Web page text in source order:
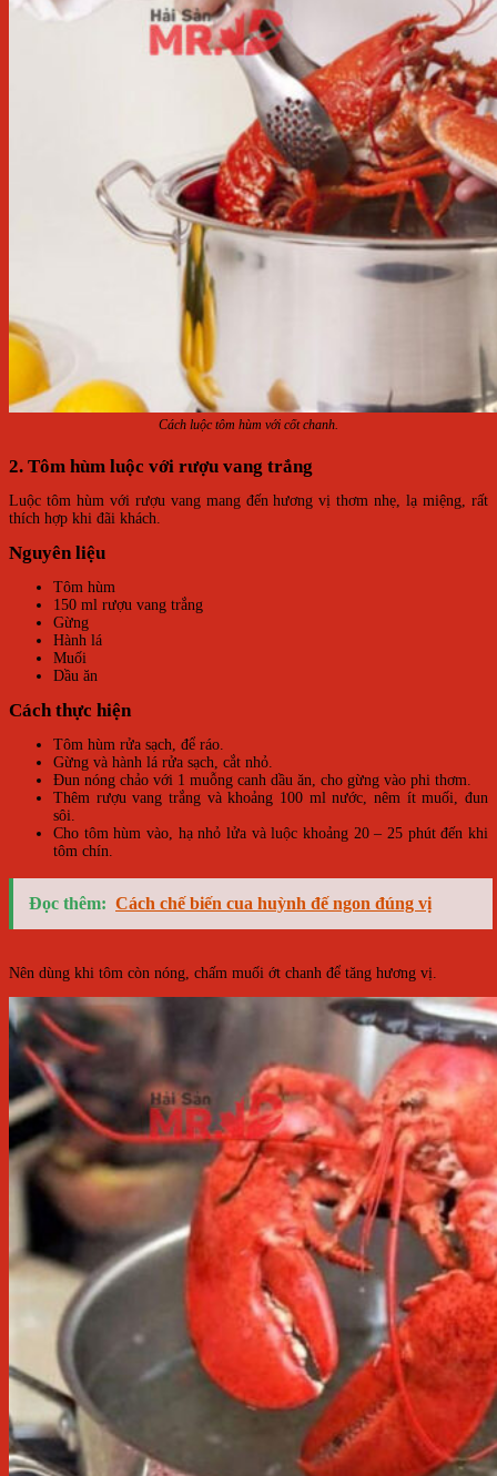
Cách luộc tôm hùm với cốt chanh.
2. Tôm hùm luộc với rượu vang trắng
Luộc tôm hùm với rượu vang mang đến hương vị thơm nhẹ, lạ miệng, rất
thích hợp khi đãi khách.
Nguyên liệu
Tôm hùm
150 ml rượu vang trắng
Gừng
Hành lá
Muối
Dầu ăn
Cách thực hiện
Tôm hùm rửa sạch, để ráo.
Gừng và hành lá rửa sạch, cắt nhỏ.
Đun nóng chảo với 1 muỗng canh dầu ăn, cho gừng vào phi thơm.
Thêm rượu vang trắng và khoảng 100 ml nước, nêm ít muối, đun
sôi.
Cho tôm hùm vào, hạ nhỏ lửa và luộc khoảng 20 – 25 phút đến khi
tôm chín.
Đọc thêm: Cách chế biến cua huỳnh đế ngon đúng vị
Nên dùng khi tôm còn nóng, chấm muối ớt chanh để tăng hương vị.